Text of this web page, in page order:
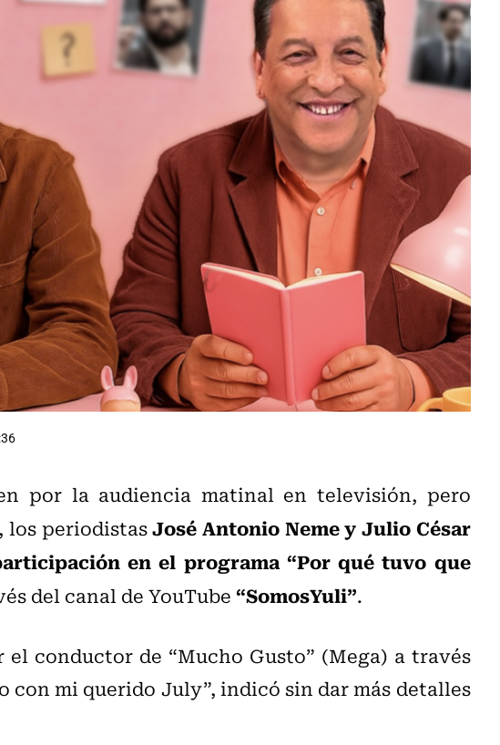
por la audiencia matinal en televisión, pero
los periodistasJosé Antonio Neme y Julio César
en el programa “Por qué tuvo que
del canal de YouTube“SomosYuli”.
conductor de “Mucho Gusto” (Mega) a través
con mi querido July”, indicó sin dar más detalles